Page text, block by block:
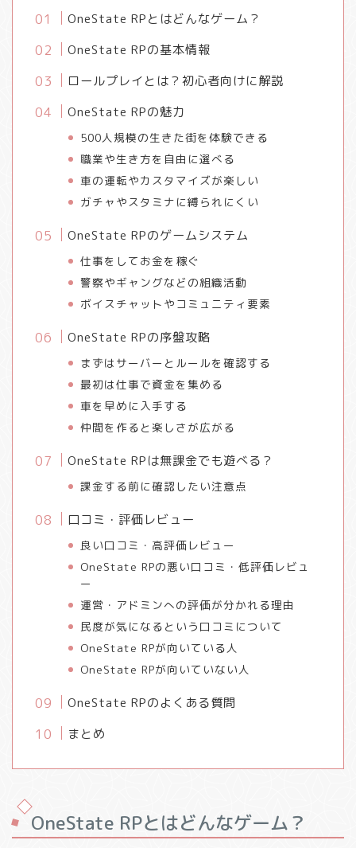
OneState RPとはどんなゲーム？
OneState RPの基本情報
ロールプレイとは？初心者向けに解説
OneState RPの魅力
500人規模の生きた街を体験できる
職業や生き方を自由に選べる
車の運転やカスタマイズが楽しい
ガチャやスタミナに縛られにくい
OneState RPのゲームシステム
仕事をしてお金を稼ぐ
警察やギャングなどの組織活動
ボイスチャットやコミュニティ要素
OneState RPの序盤攻略
まずはサーバーとルールを確認する
最初は仕事で資金を集める
車を早めに入手する
仲間を作ると楽しさが広がる
OneState RPは無課金でも遊べる？
課金する前に確認したい注意点
口コミ・評価レビュー
良い口コミ・高評価レビュー
OneState RPの悪い口コミ・低評価レビュ
ー
運営・アドミンへの評価が分かれる理由
民度が気になるという口コミについて
OneState RPが向いている人
OneState RPが向いていない人
OneState RPのよくある質問
まとめ
OneState RPとはどんなゲーム？